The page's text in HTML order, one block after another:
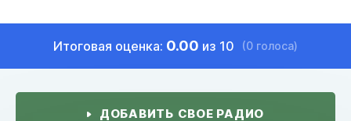
Итоговая оценка: 0.00 из 10 (0 голоса)
ДОБАВИТЬ СВОЕ РАДИО